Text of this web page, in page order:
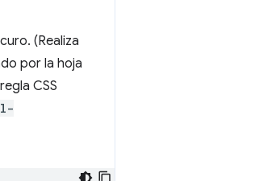
(Realiza
por la hoja
CSS